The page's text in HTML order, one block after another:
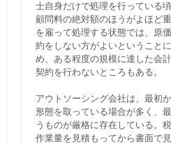
士自身だけで処理を行っている
顧問料の絶対額のほうがよほど
を雇って処理する状態では、原
約をしない方がよいということ
め、ある程度の規模に達した会
契約を行わないところもある。
アウトソーシング会社は、最初
形態を取っている場合が多く、
うものが厳格に存在している。
作業量を見積もってから書面で